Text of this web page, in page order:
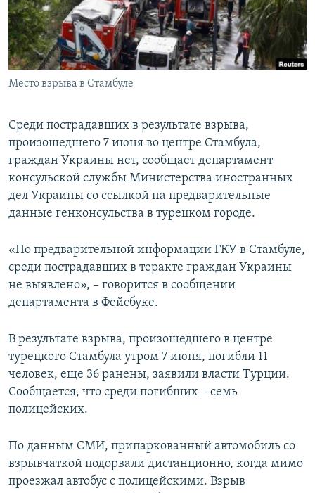
ПОБЕДИТЕЛЕЙ НЕ СУДЯТ?
КРЫМ.НЕПОКОРЕННЫЙ
ELIFBE
УКРАИНСКАЯ ПРОБЛЕМА КРЫМА
ПРИСОЕДИНЯЙТЕСЬ!
Место взрыва в Стамбуле
Среди пострадавших в результате взрыва,
произошедшего 7 июня во центре Стамбула,
граждан Украины нет, сообщает департамент
консульской службы Министерства иностранных
дел Украины со ссылкой на предварительные
данные генконсульства в турецком городе.
«По предварительной информации ГКУ в Стамбуле,
среди пострадавших в теракте граждан Украины
не выявлено», – говорится в сообщении
департамента в Фейсбуке.
В результате взрыва, произошедшего в центре
турецкого Стамбула утром 7 июня, погибли 11
человек, еще 36 ранены, заявили власти Турции.
Сообщается, что среди погибших – семь
полицейских.
По данным СМИ, припаркованный автомобиль со
взрывчаткой подорвали дистанционно, когда мимо
проезжал автобус с полицейскими. Взрыв